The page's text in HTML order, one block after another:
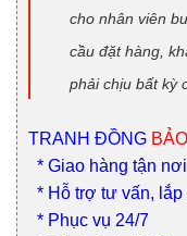
cho nhân viên
cầu đặt hàng,
phải chịu bất kỳ
TRANH ĐỒNG
* Giao hàng tận nơi
* Hỗ trợ tư vấn, lắp
* Phục vụ 24/7